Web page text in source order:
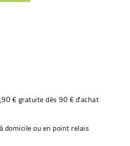
€ gratuite dès 90 € d'achat
domicile ou en point relais